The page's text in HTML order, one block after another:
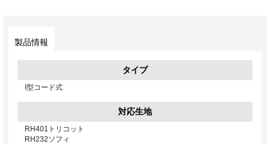
製品情報
タイプ
I型コード式
対応生地
RH401トリコット
RH232ソフィ